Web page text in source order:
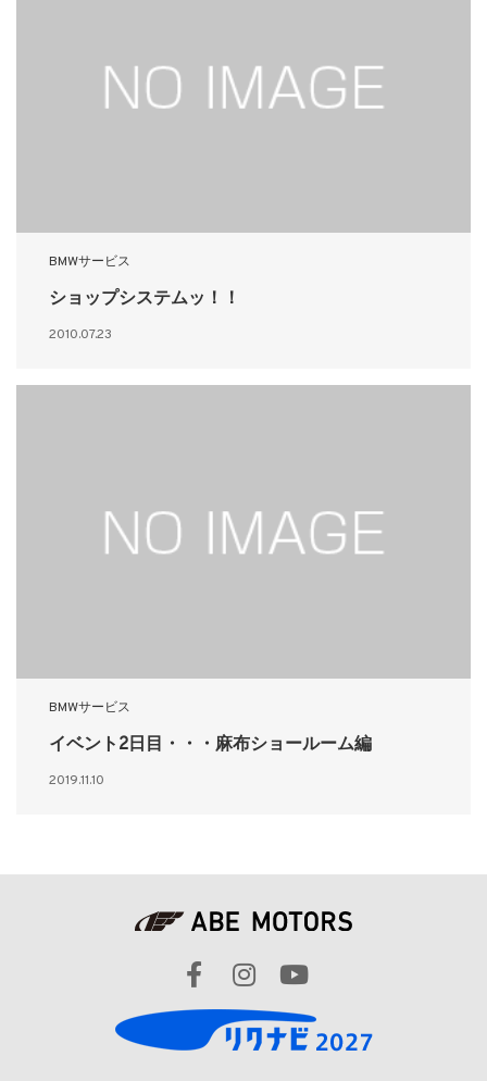
BMWサービス
ショップシステムッ！！
2010.07.23
BMWサービス
イベント2日目・・・麻布ショールーム編
2019.11.10